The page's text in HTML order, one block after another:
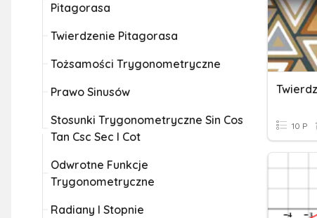
Pitagorasa
Twierdzenie Pitagorasa
Tożsamości Trygonometryczne
Prawo Sinusów
Stosunki Trygonometryczne Sin Cos
Tan Csc Sec I Cot
Odwrotne Funkcje
Trygonometryczne
Radiany I Stopnie
10 P